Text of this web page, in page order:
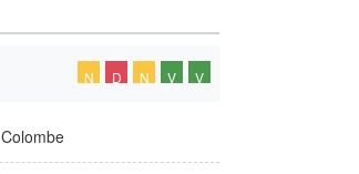
N D N V V
Colombe